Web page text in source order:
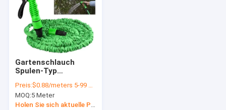
Gartenschlauch
Spulen-Typ
250FT Erweiterbare
Zauberbewässerung
mit hohem Druck
Preis:$0.88/meters 5-99 meters
MOQ:5 Meter
Holen Sie sich aktuelle Preis